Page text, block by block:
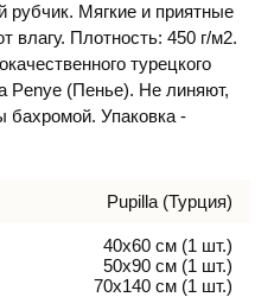
рубчик. Мягкие и приятные
влагу. Плотность: 450 г/м2.
турецкого
Penye (Пенье). Не линяют,
бахромой. Упаковка -
Pupilla (Турция)
40х60 см (1 шт.)
50х90 см (1 шт.)
70х140 см (1 шт.)